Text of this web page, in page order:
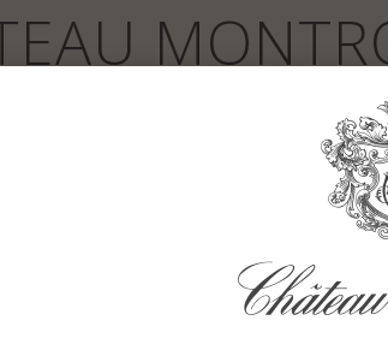
AVEC
D’UN